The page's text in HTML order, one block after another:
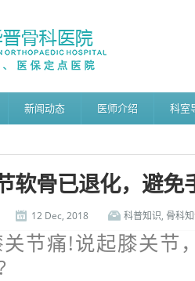
新闻动态 医师介绍 科室
软骨已退化，避免
12 Dec, 2018 科普知识, 骨科
节痛!说起膝关节